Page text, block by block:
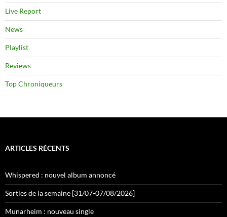
Live Report
News
Playlist
Reviews
Top Chroniqueurs
ARTICLES RÉCENTS
Whispered : nouvel album annoncé
Sorties de la semaine [31/07-07/08/2026]
Munarheim : nouveau single